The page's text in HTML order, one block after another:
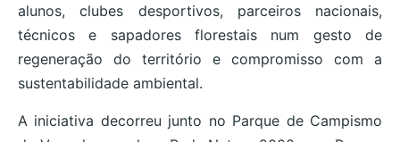
alunos, clubes desportivos, parceiros nacionais,
técnicos e sapadores florestais num gesto de
regeneração do território e compromisso com a
sustentabilidade ambiental.
A iniciativa decorreu junto no Parque de Campismo